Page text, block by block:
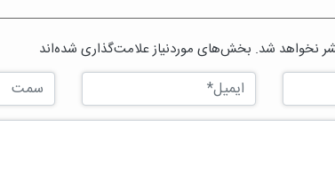
نخواهد شد. بخش‌های موردنیاز علامت‌گذاری شده‌اند